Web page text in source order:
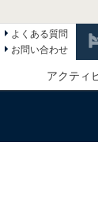
よくある質問
お問い合わせ
アクティ